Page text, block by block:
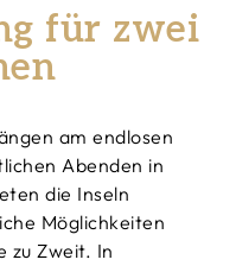
für zwei
am endlosen
Abenden in
die Inseln
Möglichkeiten
zu Zweit. In